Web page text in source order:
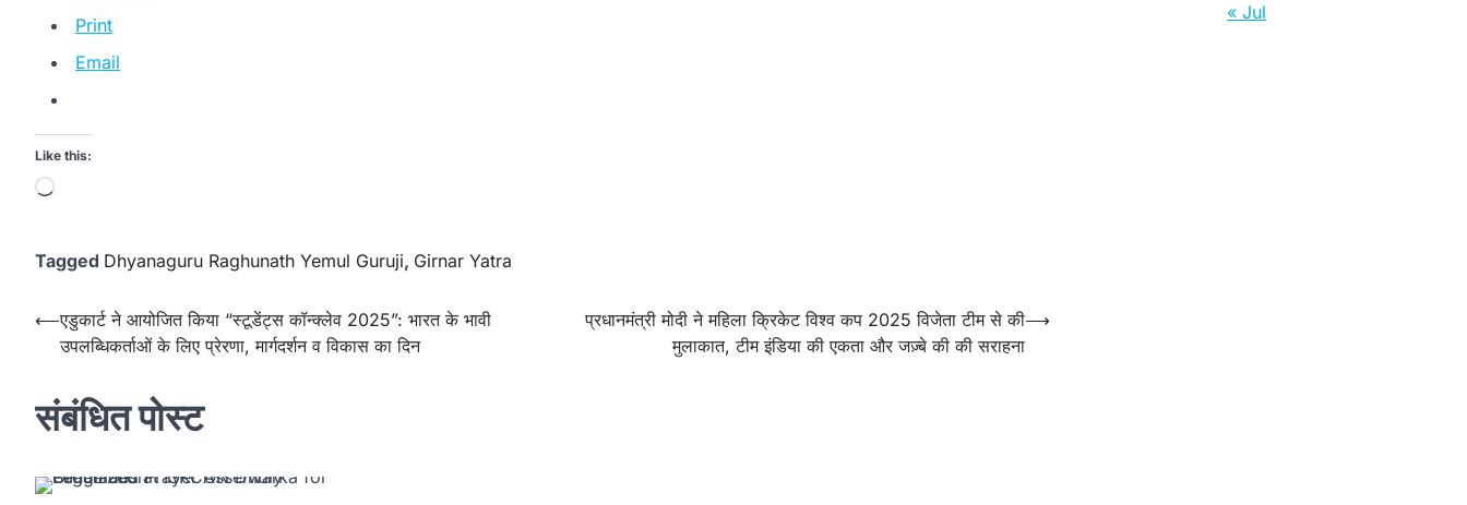
Print
Email
Like this:
Loading…
Tagged Dhyanaguru Raghunath Yemul Guruji, Girnar Yatra
Post
navigation
⟵एडुकार्ट ने आयोजित किया “स्टूडेंट्स कॉन्क्लेव 2025”: भारत के भावी
उपलब्धिकर्ताओं के लिए प्रेरणा, मार्गदर्शन व विकास का दिन
प्रधानमंत्री मोदी ने महिला क्रिकेट विश्व कप 2025 विजेता टीम से की
मुलाकात, टीम इंडिया की एकता और जज़्बे की की सराहना
⟶
संबंधित पोस्ट
« Jul